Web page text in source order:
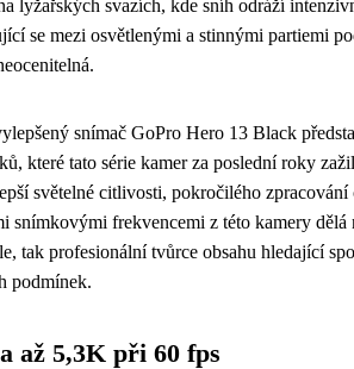
lyžařských svazích, kde sníh odráží
se mezi osvětlenými a stinnými partiemi
snímač GoPro Hero 13 Black
které tato série kamer za poslední roky
světelné citlivosti, pokročilého zpracování
snímkovými frekvencemi z této kamery
tak profesionální tvůrce obsahu hledající
podmínek.
až 5,3K při 60 fps